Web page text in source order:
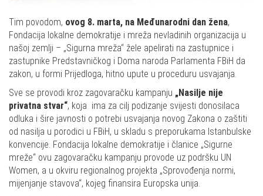
Tim povodom, ovog 8. marta, na Međunarodni dan žena,
Fondacija lokalne demokratije i mreža nevladinih organizacija u
našoj zemlji – „Sigurna mreža“ žele apelirati na zastupnice i
zastupnike Predstavničkog i Doma naroda Parlamenta FBiH da
zakon, u formi Prijedloga, hitno upute u proceduru usvajanja.
Sve se provodi kroz zagovaračku kampanju „Nasilje nije
privatna stvar“, koja ima za cilj podizanje svijesti donosilaca
odluka i šire javnosti o potrebi usvajanja novog Zakona o zaštiti
od nasilja u porodici u FBiH, u skladu s preporukama Istanbulske
konvencije. Fondacija lokalne demokratije i članice „Sigurne
mreže“ ovu zagovaračku kampanju provode uz podršku UN
Women, a u okviru regionalnog projekta „Sprovođenja normi,
mijenjanje stavova“, kojeg finansira Europska unija.